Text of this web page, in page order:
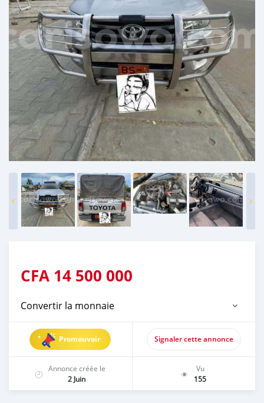
CFA 14 500 000
Convertir la monnaie
Promouvoir Signaler cette annonce
Annonce créée le
2 Juin
Vu
155